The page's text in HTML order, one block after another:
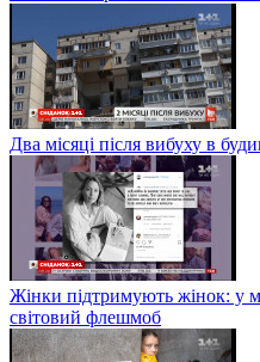
Два місяці після вибуху в
Жінки підтримують жінок: у
світовий флешмоб